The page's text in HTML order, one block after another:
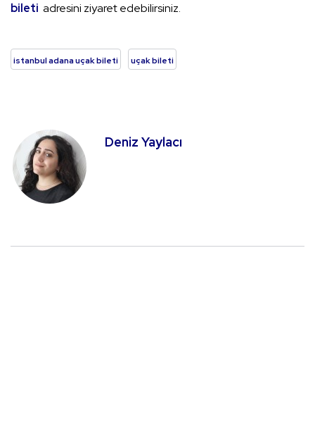
bileti adresini ziyaret edebilirsiniz.
istanbul adana uçak bileti uçak bileti
Deniz Yaylacı